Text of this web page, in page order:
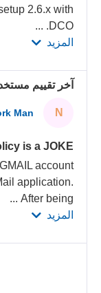
2.6.x with
DCO.
...
المزيد
آخر تقييم
N
Man
is a JOKE
account
application.
After being
...
المزيد